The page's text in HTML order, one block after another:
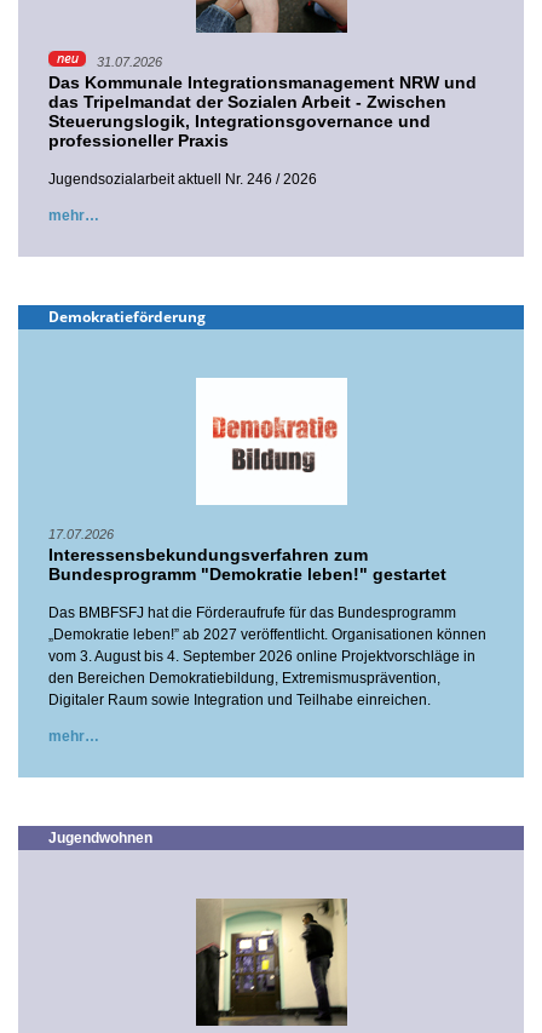
31.07.2026
Das Kommunale Integrationsmanagement NRW und
das Tripelmandat der Sozialen Arbeit - Zwischen
Steuerungslogik, Integrationsgovernance und
professioneller Praxis
Jugendsozialarbeit aktuell Nr. 246 / 2026
mehr
Demokratieförderung
17.07.2026
Interessensbekundungsverfahren zum
Bundesprogramm "Demokratie leben!" gestartet
Das BMBFSFJ hat die Förderaufrufe für das Bundesprogramm
„Demokratie leben!” ab 2027 veröffentlicht. Organisationen können
vom 3. August bis 4. September 2026 online Projektvorschläge in
den Bereichen Demokratiebildung, Extremismusprävention,
Digitaler Raum sowie Integration und Teilhabe einreichen.
mehr
Jugendwohnen